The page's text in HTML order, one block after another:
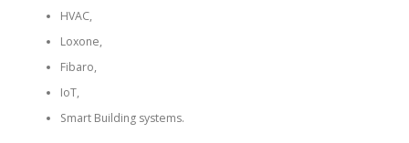
HVAC,
Loxone,
Fibaro,
IoT,
Smart Building systems.